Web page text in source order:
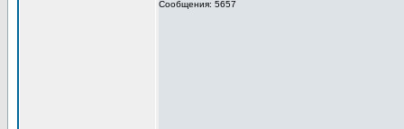
Сообщения: 5657